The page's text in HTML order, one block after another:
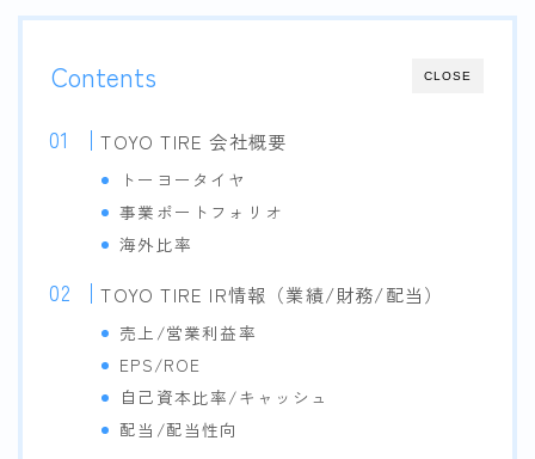
CLOSE
Contents
TOYO TIRE 会社概要
トーヨータイヤ
事業ポートフォリオ
海外比率
TOYO TIRE IR情報（業績/財務/配当）
売上/営業利益率
EPS/ROE
自己資本比率/キャッシュ
配当/配当性向